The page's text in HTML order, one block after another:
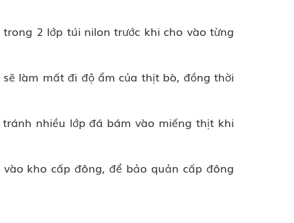
2 lớp túi nilon trước khi cho vào từng
làm mất đi độ ẩm của thịt bò, đồng thời
nhiều lớp đá bám vào miếng thịt khi
kho cấp đông, để bảo quản cấp đông